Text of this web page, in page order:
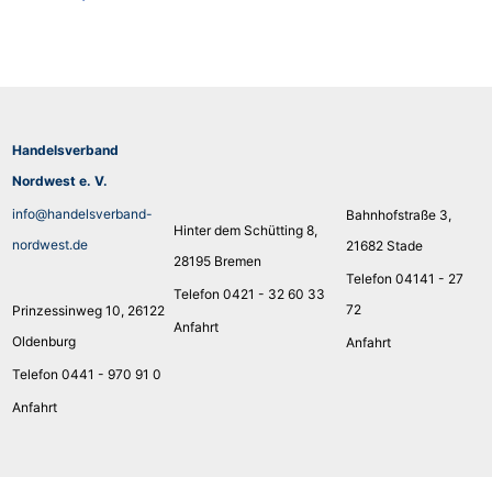
Handelsverband
Nordwest e. V.
info@handelsverband-
nordwest.de
Prinzessinweg 10, 26122
Oldenburg
Telefon 0441 - 970 91 0
Anfahrt
Hinter dem Schütting 8,
28195 Bremen
Telefon 0421 - 32 60 33
Anfahrt
Bahnhofstraße 3,
21682 Stade
Telefon 04141 - 27
72
Anfahrt